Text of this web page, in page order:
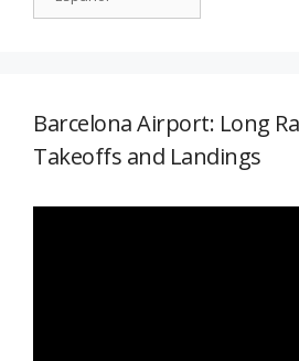
Barcelona Airport: Long
Takeoffs and Landings